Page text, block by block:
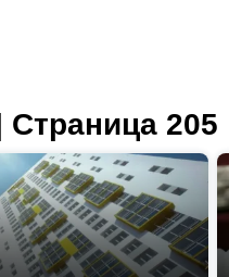
Страница 205